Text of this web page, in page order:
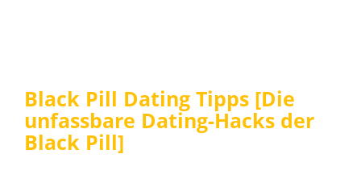
Black Pill Dating Tipps [Die
unfassbare Dating-Hacks der
Black Pill]